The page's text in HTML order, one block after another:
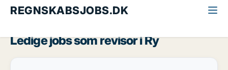
REGNSKABSJOBS.DK
Ledige jobs som revisor i Ry